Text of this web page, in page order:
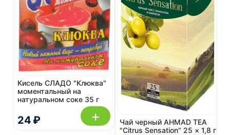
24 ₽
Кисель СЛАДО "Клюква"
моментальный на
натуральном соке 35 г
+
Чай черный AHMAD TEA
"Citrus Sensation" 25 × 1,8 г